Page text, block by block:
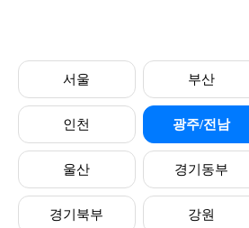
서울 부산
인천 광주/전남
울산 경기동부
경기북부 강원